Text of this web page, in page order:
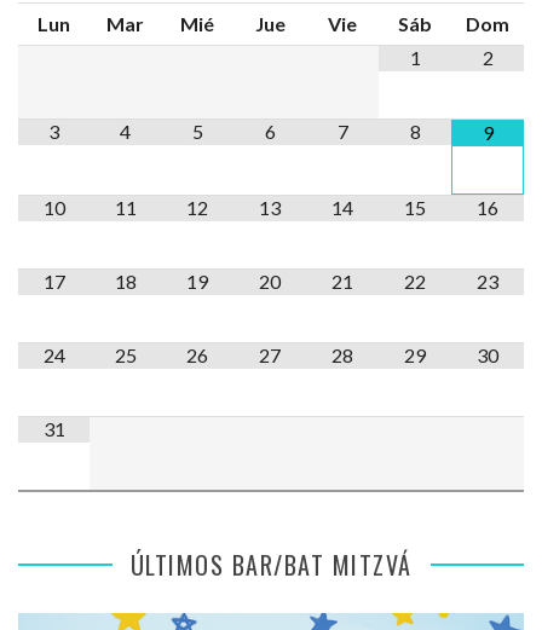
Lun Mar Mié Jue Vie Sáb
Dom
1
2
3 4 5 6 7 8 9
10 11 12 13 14 15 16
17 18 19 20 21 22 23
24 25 26 27 28 29 30
31
ÚLTIMOS BAR/BAT MITZVÁ